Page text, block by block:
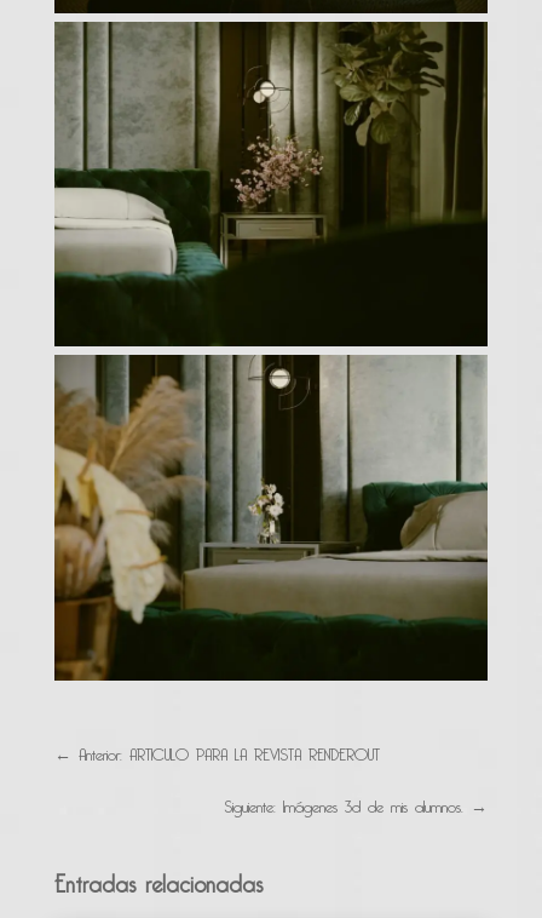
← Anterior: ARTICULO PARA LA REVISTA RENDEROUT
Siguiente: Imágenes 3d de mis alumnos. →
Entradas relacionadas